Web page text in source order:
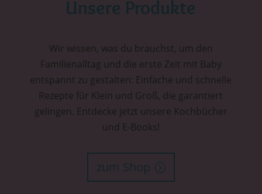
Unsere Produkte
Wir wissen, was du brauchst, um den
Familienalltag und die erste Zeit mit Baby
entspannt zu gestalten: Einfache und schnelle
Rezepte für Klein und Groß, die garantiert
gelingen. Entdecke jetzt unsere Kochbücher
und E-Books!
zum Shop